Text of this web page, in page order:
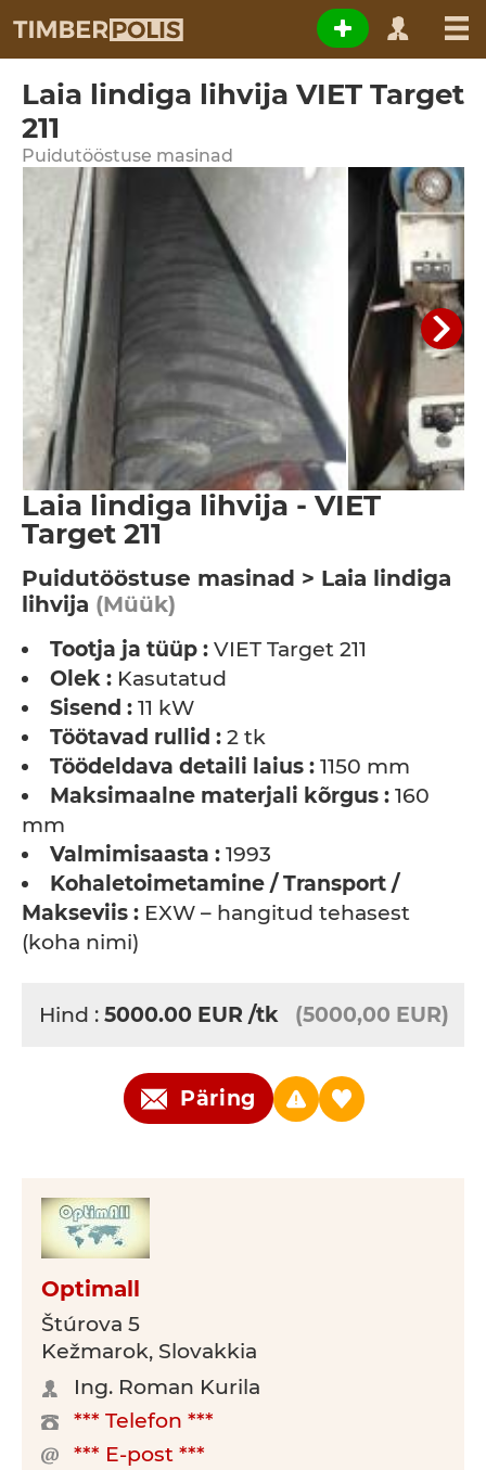
Laia lindiga lihvija VIET Target
211
Puidutööstuse masinad
Laia lindiga lihvija - VIET
Target 211
Puidutööstuse masinad > Laia lindiga
lihvija (Müük)
Tootja ja tüüp : VIET Target 211
Olek : Kasutatud
Sisend : 11 kW
Töötavad rullid : 2 tk
Töödeldava detaili laius : 1150 mm
Maksimaalne materjali kõrgus : 160
mm
Valmimisaasta : 1993
Kohaletoimetamine / Transport /
Makseviis : EXW – hangitud tehasest
(koha nimi)
Hind : 5000.00 EUR /tk (5000,00 EUR)
Päring
Optimall
Štúrova 5
Kežmarok, Slovakkia
Ing. Roman Kurila
*** Telefon ***
*** E-post ***